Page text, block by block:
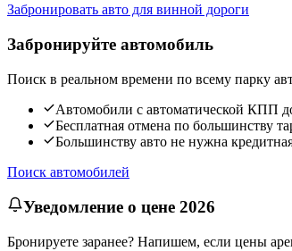
Забронировать авто для винной дороги
Забронируйте автомобиль
Поиск в реальном времени по всему парку
Автомобили с автоматической КПП
Бесплатная отмена по большинству
Большинству авто не нужна
Поиск автомобилей
Уведомление о цене 2026
Бронируете заранее? Напишем, если цены